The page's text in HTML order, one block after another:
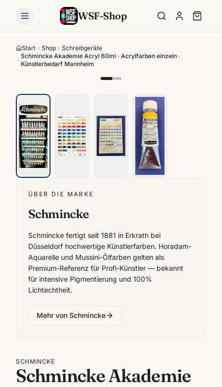
WSF-Shop
Start Shop
Schreibgeräte
Schmincke Akademie Acryl 60ml · Acrylfarben einzeln ·
Künstlerbedarf Mannheim
ÜBER DIE MARKE
Schmincke
Schmincke fertigt seit 1881 in Erkrath bei
Düsseldorf hochwertige Künstlerfarben. Horadam-
Aquarelle und Mussini-Ölfarben gelten als
Premium-Referenz für Profi-Künstler — bekannt
für intensive Pigmentierung und 100%
Lichtechtheit.
Mehr von Schmincke
SCHMINCKE
Schmincke Akademie